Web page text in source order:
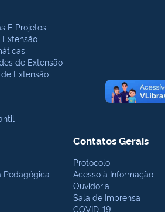
E Projetos
de Extensão
Extensão
Pedagógica
Contatos Gerais
Protocolo
Acesso à Informação
Ouvidoria
Sala de Imprensa
COVID-19